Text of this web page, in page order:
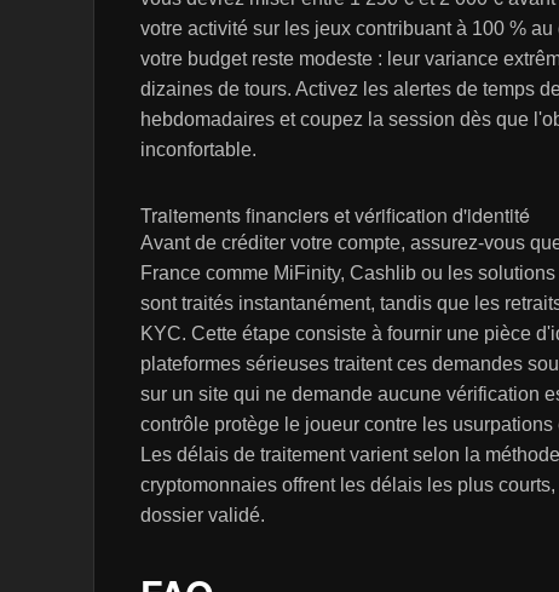
votre activité sur les jeux contribuant à 100 %
votre budget reste modeste : leur variance
dizaines de tours. Activez les alertes de temps
hebdomadaires et coupez la session dès que
inconfortable.
Traitements financiers et vérification d'identité
Avant de créditer votre compte, assurez-vous
France comme MiFinity, Cashlib ou les
sont traités instantanément, tandis que les
KYC. Cette étape consiste à fournir une pièce
plateformes sérieuses traitent ces demandes
sur un site qui ne demande aucune vérification
contrôle protège le joueur contre les
Les délais de traitement varient selon la
cryptomonnaies offrent les délais les plus
dossier validé.